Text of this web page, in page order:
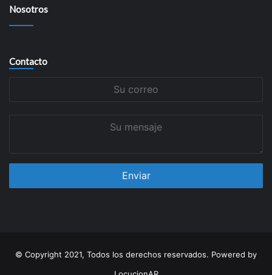
Nosotros
Contacto
© Copyright 2021, Todos los derechos reservados. Powered by